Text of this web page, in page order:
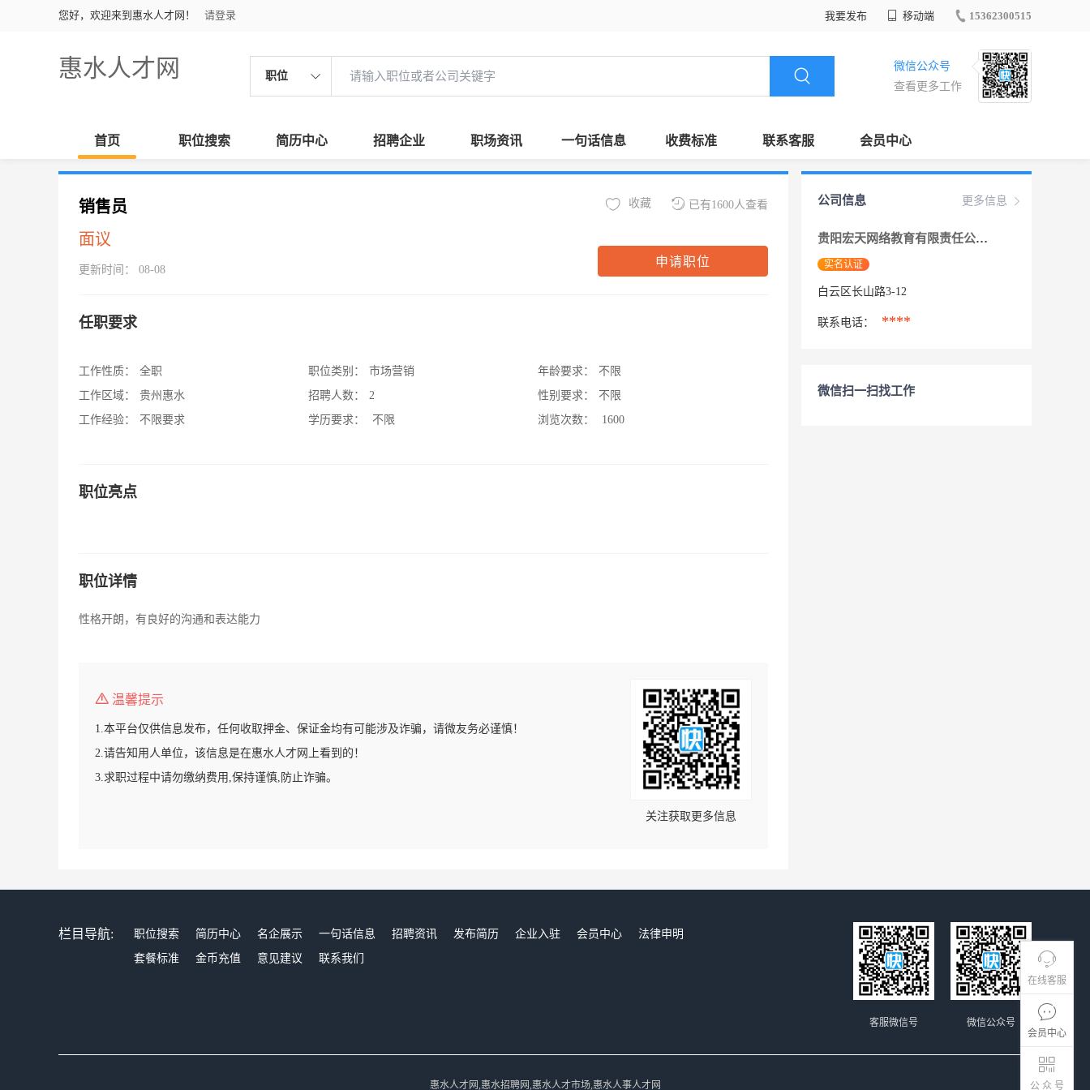
您好，欢迎来到惠水人才网！ 请登录 我要发布 移动端 15362300515
惠水人才网 职位
微信公众号
查看更多工作
首页 职位搜索 简历中心 招聘企业 职场资讯 一句话信息 收费标准 联系客服 会员中心
在线客服
会员中心
公 众 号
销售员
面议
更新时间： 08-08
已有1600人查看
收藏
申请职位
任职要求
工作性质：
全职
工作区域：
贵州惠水
工作经验：
不限要求
职位类别：
市场营销
招聘人数：
2
学历要求：
不限
年龄要求：
不限
性别要求：
不限
浏览次数：
1600
职位亮点
职位详情
性格开朗，有良好的沟通和表达能力
温馨提示
1.本平台仅供信息发布，任何收取押金、保证金均有可能涉及诈骗，请微友务必谨慎！
2.请告知用人单位，该信息是在惠水人才网上看到的！
3.求职过程中请勿缴纳费用,保持谨慎,防止诈骗。
关注获取更多信息
更多信息
公司信息
贵阳宏天网络教育有限责任公司
实名认证
白云区长山路3-12
联系电话： ****
微信扫一扫找工作
栏目导航: 职位搜索 简历中心 名企展示 一句话信息 招聘资讯 发布简历 企业入驻 会员中心
法律申明
套餐标准
金币充值 意见建议 联系我们
微信公众号
客服微信号
惠水人才网,惠水招聘网,惠水人才市场,惠水人事人才网